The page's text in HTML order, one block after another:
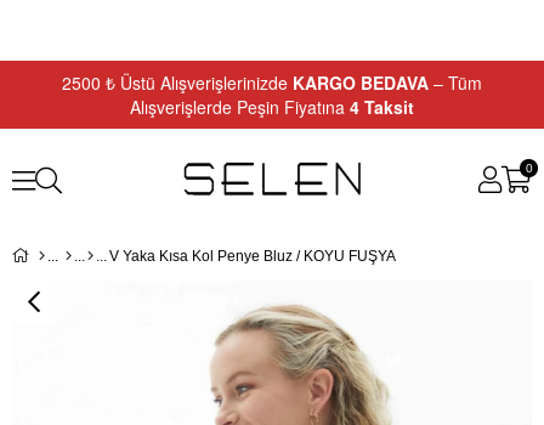
2500 ₺ Üstü Alışverişlerinizde KARGO BEDAVA – Tüm
Alışverişlerde Peşin Fiyatına 4 Taksit
0
V Yaka Kısa Kol Penye Bluz / KOYU FUŞYA